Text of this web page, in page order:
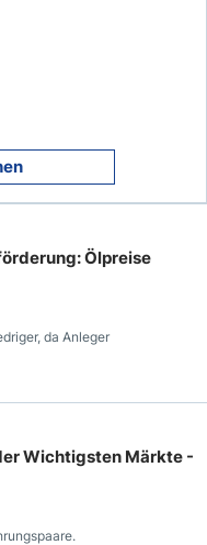
Ölpreise
da Anleger
Wichtigsten Märkte -